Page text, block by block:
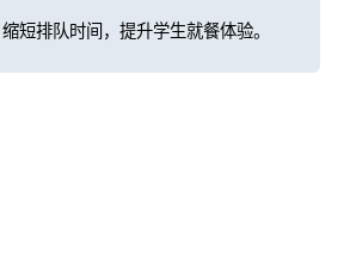
短排队时间，提升学生就餐体验。